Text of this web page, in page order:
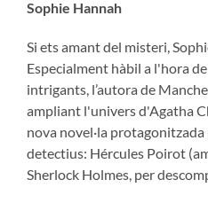
Sophie Hannah
Si ets amant del misteri,
Especialment hàbil a l'hora
intrigants, l’autora de
ampliant l'univers d'Agatha
nova novel·la protagonitzada
detectius: Hércules Poirot
Sherlock Holmes, per